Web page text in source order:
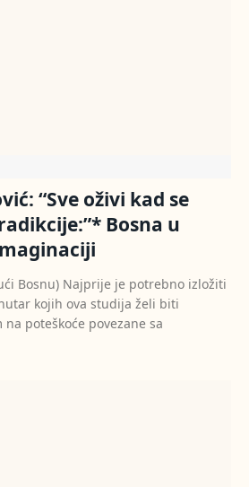
“Sve oživi kad se
Bosna u
Bosnu) Najprije je potrebno izložiti
kojih ova studija želi biti
poteškoće povezane sa